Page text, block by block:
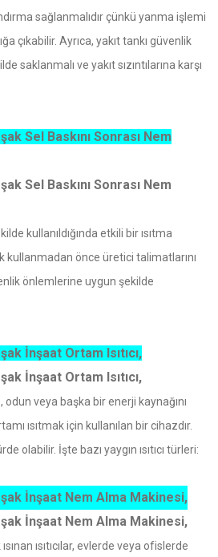
sağlanmalıdır çünkü yanma işlemi
çıkabilir. Ayrıca, yakıt tankı güvenlik
saklanmalı ve yakıt sızıntılarına karşı
Sel Baskını Sonrası Nem
Sel Baskını Sonrası Nem
kullanıldığında etkili bir ısıtma
kullanmadan önce üretici talimatlarını
önlemlerine uygun şekilde
İnşaat Ortam Isıtıcı,
İnşaat Ortam Isıtıcı,
odun veya başka bir enerji kaynağını
ısıtmak için kullanılan bir cihazdır.
olabilir. İşte bazı yaygın ısıtıcı türleri:
İnşaat Nem Alma Makinesi,
İnşaat Nem Alma Makinesi,
ısıtıcılar, evlerde veya ofislerde